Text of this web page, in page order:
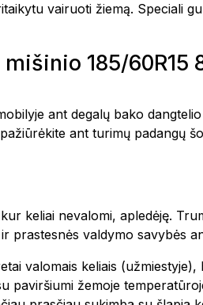
vairuoti žiemą. Speciali
185/60R15
ant degalų bako
ant turimų padangų
keliai nevalomi, apledėję.
prastesnės valdymo savybės
valomais keliais
paviršiumi žemoje